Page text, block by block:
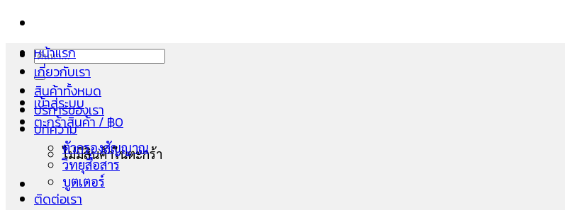
ค้นหา:
เข้าสู่ระบบ
ตะกร้าสินค้า /฿0
ไม่มีสินค้าในตะกร้า
หน้าแรก
เกี่ยวกับเรา
สินค้าทั้งหมด
บริการของเรา
บทความ
ตัวกรองสัญญาณ
วิทยุสื่อสาร
บูตเตอร์
ติดต่อเรา